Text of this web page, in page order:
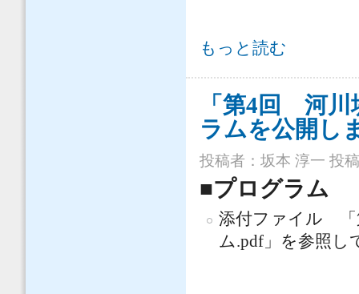
「第4回 河川堤防技術シンポジウ
もっと読む
「第4回 河
ラムを公開し
投稿者： 坂本 淳一 投
■プログラム
添付ファイル 「
ム.pdf」を参照し